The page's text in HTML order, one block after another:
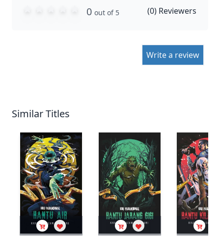
0 out of 5 (0) Reviewers
Write a review
Similar Titles